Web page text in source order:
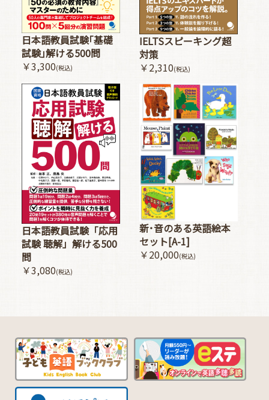
日本語教員試験｢基礎
試験｣解ける500問
￥3,300(税込)
IELTSスピーキング超
対策
￥2,310(税込)
日本語教員試験「応用
試験 聴解」解ける500
問
￥3,080(税込)
新･音のある英語絵本
セット[A-1]
￥20,000(税込)